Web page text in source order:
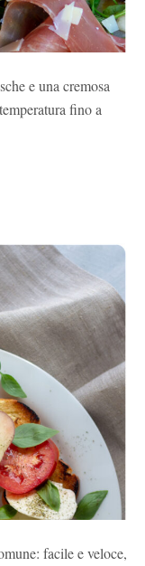
e una cremosa
fino a
facile e veloce,